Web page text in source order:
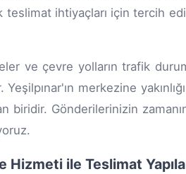
teslimat ihtiyaçları için tercih
ve çevre yolların trafik
merkezine
biridir. Gönderilerinizin
Hizmeti ile Teslimat